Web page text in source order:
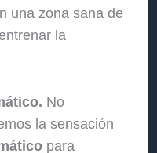
una zona sana de
la
No
la sensación
para